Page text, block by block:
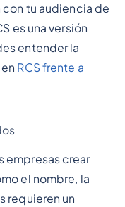
tu audiencia de
es una versión
entender la
RCS frente a
empresas crear
el nombre, la
requieren un